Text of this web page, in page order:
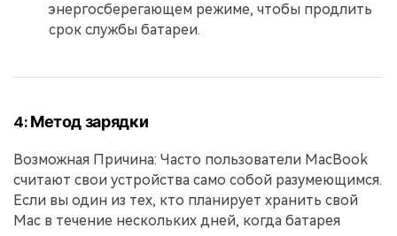
энергосберегающем режиме, чтобы продлить
срок службы батареи.
4: Метод зарядки
Возможная Причина: Часто пользователи MacBook
считают свои устройства само собой разумеющимся.
Если вы один из тех, кто планирует хранить свой
Mac в течение нескольких дней, когда батарея